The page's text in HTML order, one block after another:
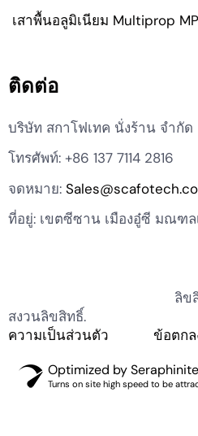
เสาพื้นอลูมิเนียม Multiprop
ติดต่อ
บริษัท สกาโฟเทค นั่งร้าน จำกัด
โทรศัพท์: +86 137 7114 2816
จดหมาย:
ที่อยู่: เขตซีซาน เมืองอู๋ซี มณฑล
ลิขสิทธิ์ ©
สงวนลิข
ความเป็นส่วนตัว
ข้อตกล
Optimized by
Turns on site high speed to be